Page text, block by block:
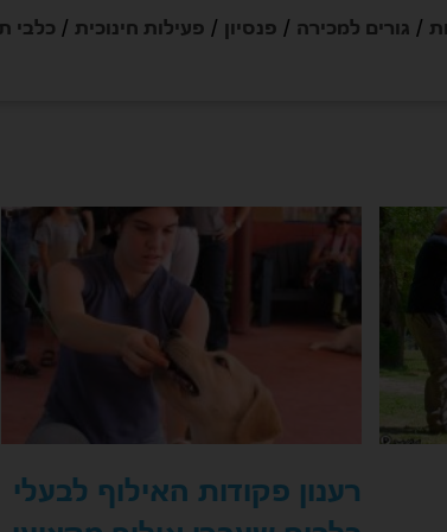
גורים למכירה פנסיון פעילות חינוכית כלבי
רענון פקודות האילוף לבעלי